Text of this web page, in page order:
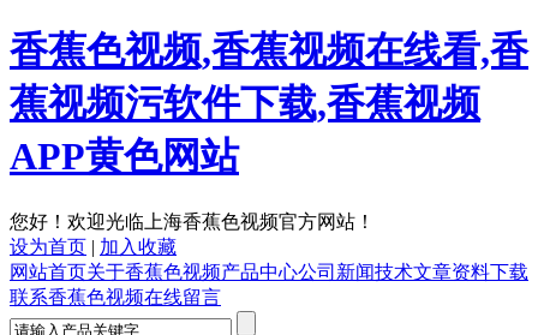
香蕉色视频,香蕉视频在线看,香
蕉视频污软件下载,香蕉视频
APP黄色网站
您好！欢迎光临上海香蕉色视频官方网站！
设为首页 | 加入收藏
网站首页关于香蕉色视频产品中心公司新闻技术文章资料下载
联系香蕉色视频在线留言